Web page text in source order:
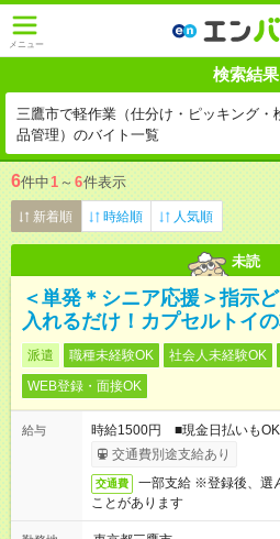
メニュー
検索結果
三鷹市で軽作業（仕分け・ピッキング・
品管理）のバイト一覧
6件中1 ～ 6件表示
新着順 時給順 人気順
未読
＜単発＊シニア応援＞指示
入れるだけ！カプセルトイの
派遣 職種未経験OK 社会人未経験OK
WEB登録・面接OK
給与
時給1500円 ■現金日払いもOK
交通費別途支給あり
交通費
一部支給 ※登録後、選
ことがあります